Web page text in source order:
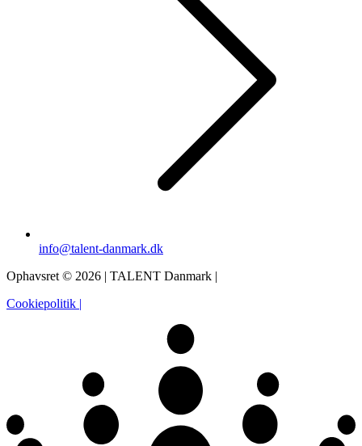
info@talent-danmark.dk
Ophavsret © 2026 | TALENT Danmark |
Cookiepolitik |